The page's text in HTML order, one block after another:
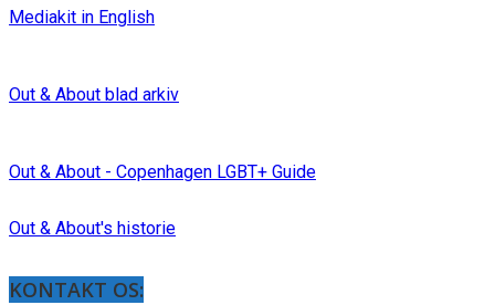
Mediakit in English
Out & About blad arkiv
Out & About - Copenhagen LGBT+ Guide
Out & About's historie
KONTAKT OS: